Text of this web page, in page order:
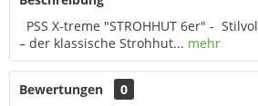
PSS X-treme "STROHHUT 6er" -
– der klassische Strohhut... mehr
Bewertungen
0